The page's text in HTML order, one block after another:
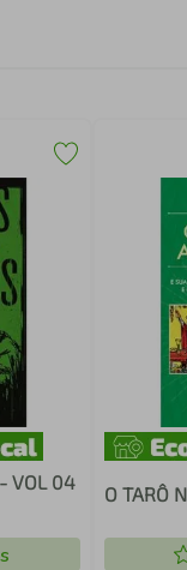
VOL 04
O TARÔ